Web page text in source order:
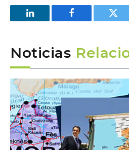
LinkedIn Facebook
Noticias